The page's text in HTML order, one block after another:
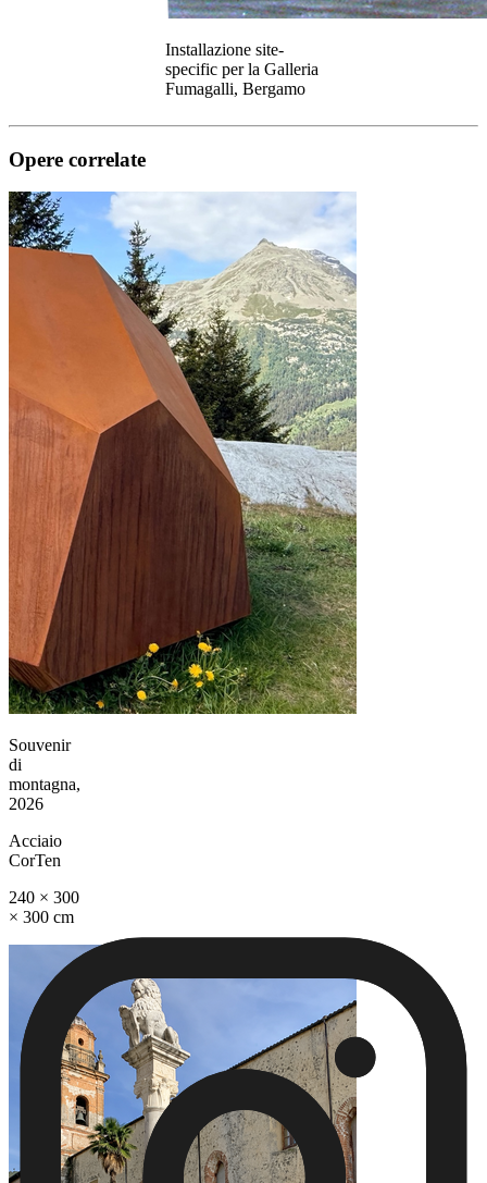
Installazione site-
specific per la Galleria
Fumagalli, Bergamo
Opere correlate
Souvenir
di
montagna,
2026
Acciaio
CorTen
240 × 300
× 300 cm